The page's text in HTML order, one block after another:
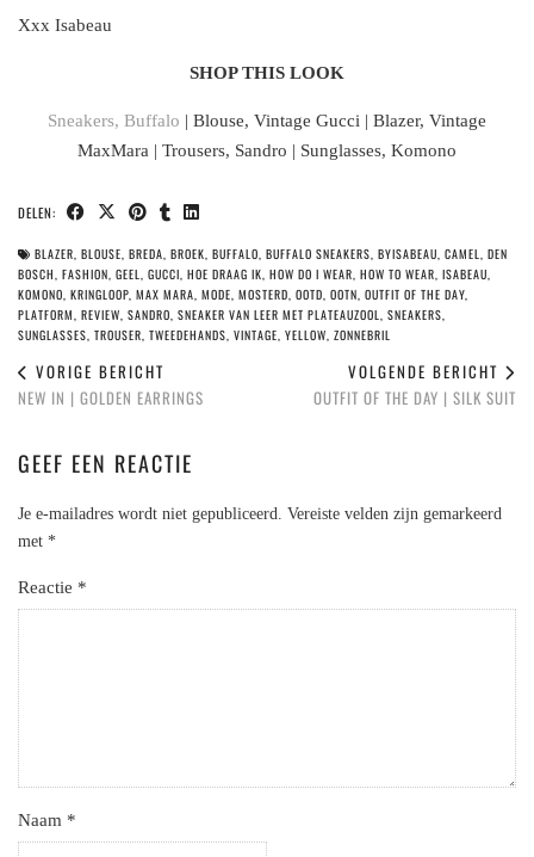
Xxx Isabeau
SHOP THIS LOOK
Sneakers, Buffalo | Blouse, Vintage Gucci | Blazer, Vintage
MaxMara | Trousers, Sandro | Sunglasses, Komono
DELEN:
BLAZER, BLOUSE, BREDA, BROEK, BUFFALO, BUFFALO SNEAKERS, BYISABEAU, CAMEL, DEN
BOSCH, FASHION, GEEL, GUCCI, HOE DRAAG IK, HOW DO I WEAR, HOW TO WEAR, ISABEAU,
KOMONO, KRINGLOOP, MAX MARA, MODE, MOSTERD, OOTD, OOTN, OUTFIT OF THE DAY,
PLATFORM, REVIEW, SANDRO, SNEAKER VAN LEER MET PLATEAUZOOL, SNEAKERS,
SUNGLASSES, TROUSER, TWEEDEHANDS, VINTAGE, YELLOW, ZONNEBRIL
VORIGE BERICHT
NEW IN | GOLDEN EARRINGS
VOLGENDE BERICHT
OUTFIT OF THE DAY | SILK SUIT
GEEF EEN REACTIE
Je e-mailadres wordt niet gepubliceerd. Vereiste velden zijn gemarkeerd
met *
Reactie *
Naam *